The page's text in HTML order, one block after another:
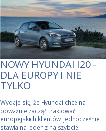
NOWY HYUNDAI I20 -
DLA EUROPY I NIE
TYLKO
Wydaje się, że Hyundai chce na
poważnie zacząć traktować
europejskich klientów. Jednocześnie
stawia na jeden z najszybciej